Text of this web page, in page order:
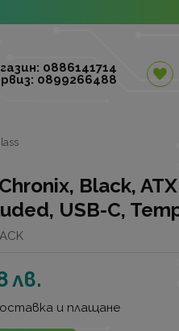
0886141714
0899266488
Black,
USB-C,
лв.
и плащане